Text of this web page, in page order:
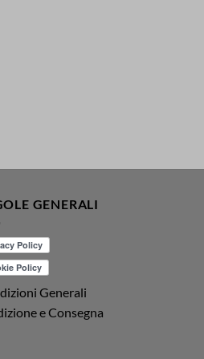
GENERALI
Generali
e Consegna